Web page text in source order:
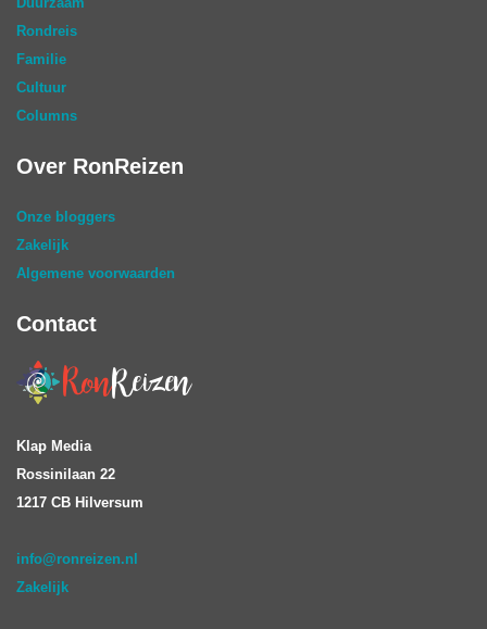
Rondreis
Familie
Cultuur
Columns
Over RonReizen
Onze bloggers
Zakelijk
Algemene voorwaarden
Contact
Klap Media
Rossinilaan 22
1217 CB Hilversum
info@ronreizen.nl
Zakelijk